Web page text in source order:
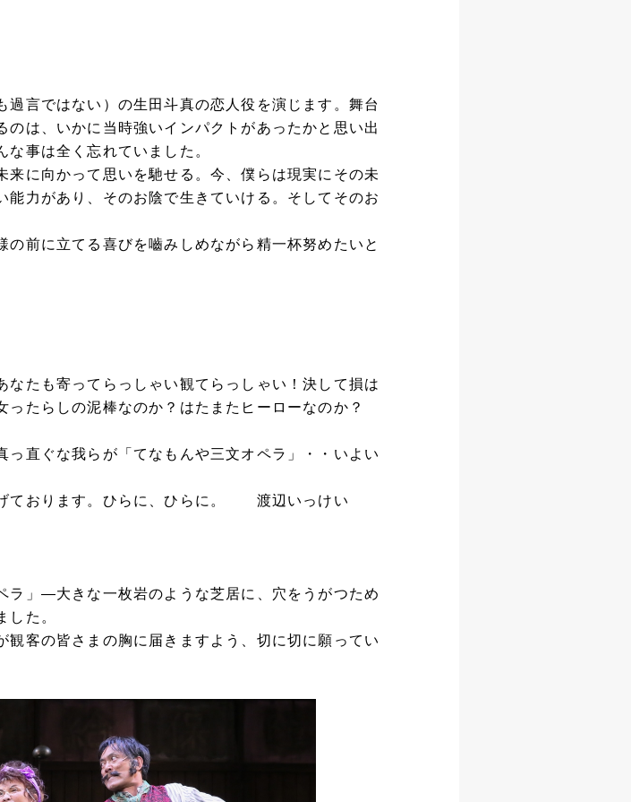
言ではない）の生田斗真の恋人役を演じます。舞台
のは、いかに当時強いインパクトがあったかと思い出
事は全く忘れていました。
に向かって思いを馳せる。今、僕らは現実にその未
力があり、そのお陰で生きていける。そしてそのお
前に立てる喜びを嚙みしめながら精一杯努めたいと
なたも寄ってらっしゃい観てらっしゃい！決して損は
たらしの泥棒なのか？はたまたヒーローなのか？
直ぐな我らが「てなもんや三文オペラ」・・いよい
ております。ひらに、ひらに。 渡辺いっけい
ラ」—大きな一枚岩のような芝居に、穴をうがつため
した。
客の皆さまの胸に届きますよう、切に切に願ってい